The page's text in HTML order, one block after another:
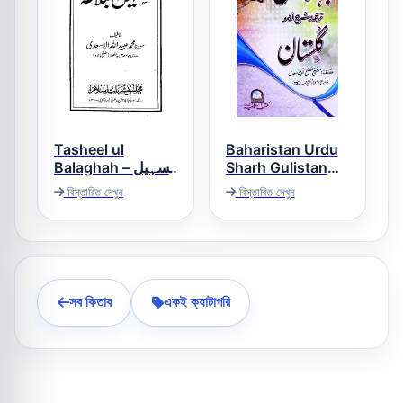
Tasheel ul
Balaghah – تسہیل
البلاغۃ
বিস্তারিত দেখুন
Baharistan Urdu
Sharh Gulistan
بہارستان اردو شرح
گلستان
বিস্তারিত দেখুন
সব কিতাব একই ক্যাটাগরি